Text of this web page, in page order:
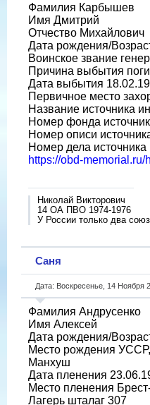
Фамилия Карбышев
Имя Дмитрий
Отчество Михайлович
Дата рождения/
Воинское звание
Причина выбытия
Дата выбытия
Первичное место
Название источника
Номер фонда
Номер описи
Номер дела
https://obd-
Николай Викторович
14 ОА ПВО 1974-1976
У России только два
Саня
Дата: Воскресенье, 14 Ноября
Фамилия Андрусенко
Имя Алексей
Дата рождения/
Место рождения
Манхуш
Дата пленения
Место пленения
Лагерь шталаг 307